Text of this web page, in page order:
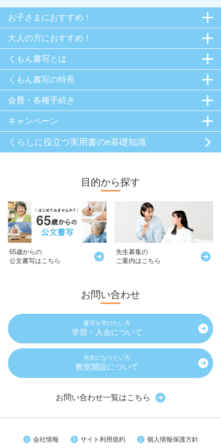
お子さまにおすすめ！
大人の方におすすめ！
くもん書写とは
くもん書写の特長
会費・各種手続き
キャンペーン
くらしに役立つ実用書のe基礎知識
目的から探す
65歳からの
公文書写はこちら
先生募集の
ご案内はこちら
お問い合わせ
書写を学びたい方
学習・入会について
先生になりたい方
教室開設について
お問い合わせ一覧はこちら
会社情報 サイト利用規約 個人情報保護方針